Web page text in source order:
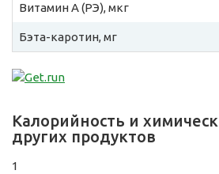
Витамин A (РЭ), мкг
Бэта-каротин, мг
Калорийность и
других продуктов
1